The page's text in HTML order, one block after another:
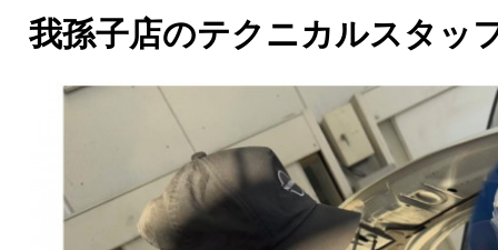
我孫子店のテクニカルスタッ